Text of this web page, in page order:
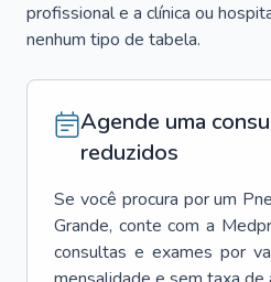
profissional e a clínica ou
nenhum tipo de tabela.
Agende uma
reduzidos
Se você procura por um
Grande, conte com a
consultas e exames por